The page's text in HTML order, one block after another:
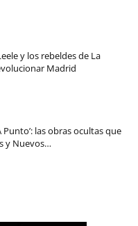
y los rebeldes de La
Madrid
las obras ocultas que
y Nuevos…